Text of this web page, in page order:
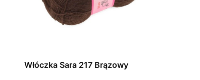
Włóczka Sara 217 Brązowy